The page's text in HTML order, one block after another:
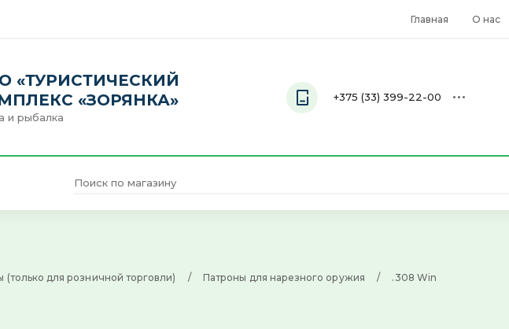
Главная О нас
«ТУРИСТИЧЕСКИЙ
«ЗОРЯНКА»
и рыбалка
+375 (33) 399-22-00
(только для розничной торговли)
     /
Патроны для нарезного оружия
     /
.308 Win